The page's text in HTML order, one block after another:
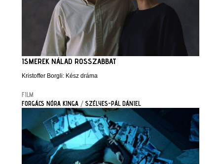
ISMEREK NÁLAD ROSSZABBAT
Kristoffer Borgli: Kész dráma
FILM
FORGÁCS NÓRA KINGA / SZÉLYES-PÁL DÁNIEL